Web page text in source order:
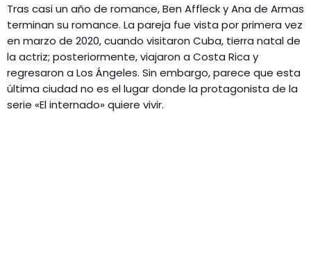
Tras casi un año de romance, Ben Affleck y Ana de Armas
terminan su romance. La pareja fue vista por primera vez
en marzo de 2020, cuando visitaron Cuba, tierra natal de
la actriz; posteriormente, viajaron a Costa Rica y
regresaron a Los Ángeles. Sin embargo, parece que esta
última ciudad no es el lugar donde la protagonista de la
serie «El internado» quiere vivir.